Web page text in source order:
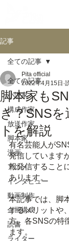
記事
全ての記事
小説家
構成作家
放送作家
脚本家
漫画
アニメ
インタビュー
動画制作
企画構成
読書
ライター
全ての記事
脚本家も
き？SNS
トを解説
Pita official
2022年4月15日
有名芸能人が
発信しています
報発信すること
あります。
本記事では、脚
するメリットや
方、各SNSの特
ます。